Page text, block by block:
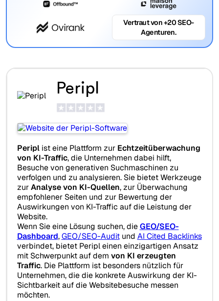
Vertraut von +20 SEO-
Agenturen.
Peripl
Periplist eine Plattform zur Echtzeitüberwachung
von KI-Traffic, die Unternehmen dabei hilft,
Besuche von generativen Suchmaschinen zu
verfolgen und zu analysieren. Sie bietet Werkzeuge
zurAnalyse von KI-Quellen, zur Überwachung
empfohlener Seiten und zur Bewertung der
Auswirkungen von KI-Traffic auf die Leistung der
Website.
Wenn Sie eine Lösung suchen, dieGEO/SEO-
Dashboard,GEO/SEO-Auditund AI Cited Backlinks
verbindet, bietet Peripl einen einzigartigen Ansatz
mit Schwerpunkt auf dem von KI erzeugten
Traffic. Die Plattform ist besonders nützlich für
Unternehmen, die die konkrete Auswirkung der KI-
Sichtbarkeit auf die Websitebesuche messen
möchten.